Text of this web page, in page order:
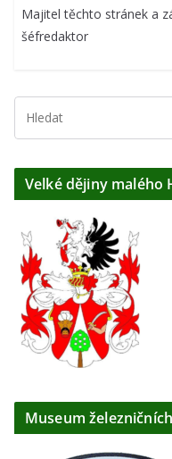
Majitel těchto stránek a
šéfredaktor
Velké dějiny malého
Museum